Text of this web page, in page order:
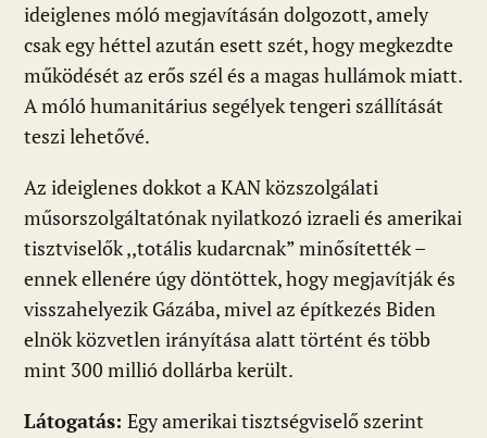
ideiglenes móló megjavításán dolgozott, amely
csak egy héttel azután esett szét, hogy megkezdte
működését az erős szél és a magas hullámok miatt.
A móló humanitárius segélyek tengeri szállítását
teszi lehetővé.
Az ideiglenes dokkot a KAN közszolgálati
műsorszolgáltatónak nyilatkozó izraeli és amerikai
tisztviselők ,,totális kudarcnak” minősítették –
ennek ellenére úgy döntöttek, hogy megjavítják és
visszahelyezik Gázába, mivel az építkezés Biden
elnök közvetlen irányítása alatt történt és több
mint 300 millió dollárba került.
Látogatás: Egy amerikai tisztségviselő szerint